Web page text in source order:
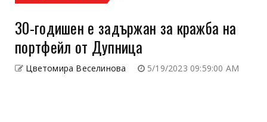
30-годишен е задържан за кражба на
портфейл от Дупница
Цветомира Веселинова 5/19/2023 09:59:00 AM